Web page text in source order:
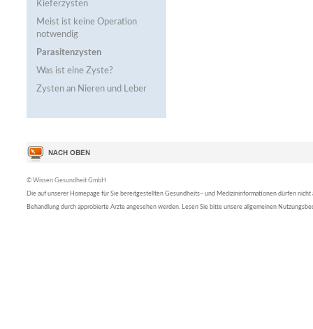
Kieferzysten
Meist ist keine Operation
notwendig
Parasitenzysten
Was ist eine Zyste?
Zysten an Nieren und Leber
© Wissen Gesundheit GmbH
Die auf unserer Homepage für Sie bereitgestellten Gesundheits– und Medizininformationen dürfen nicht
Behandlung durch approbierte Ärzte angesehen werden. Lesen Sie bitte unsere allgemeinen